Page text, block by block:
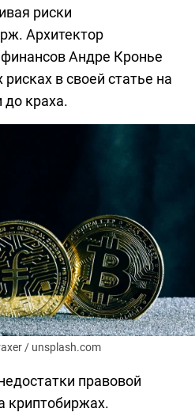
риски
Архитектор
Андре Кронье
в своей статье на
до краха.
/ unsplash.com
правовой
криптобиржах.